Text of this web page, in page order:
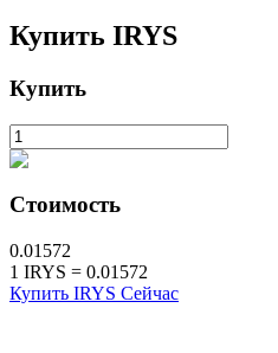
Купить IRYS
Купить
Стоимость
0.01572
1 IRYS = 0.01572
Купить IRYS Сейчас